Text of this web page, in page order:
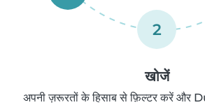
2
खोजें
अपनी ज़रूरतों के हिसाब से फ़िल्टर करें और